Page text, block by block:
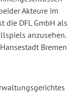
Akteure im
die DFL GmbH als
anzusehen.
Bremen